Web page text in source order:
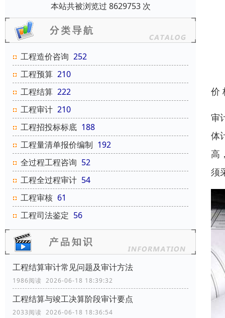
本站共被浏览过 8629753 次
工程造价咨询 252
工程预算 210
工程结算 222
工程审计 210
工程招投标标底 188
工程量清单报价编制 192
全过程工程咨询 52
工程全过程审计 54
工程审核 61
工程司法鉴定 56
工程结算审计常见问题及审计方法
1986阅读 2026-06-18 18:39:32
工程结算与竣工决算阶段审计要点
2033阅读 2026-06-18 18:36:54
价
审
体
高
须